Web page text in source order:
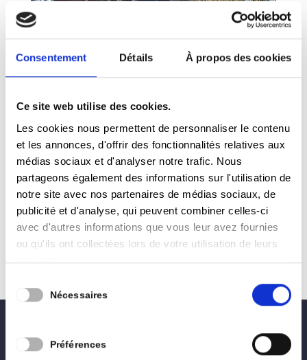
Consentement Détails À propos des cookies
Ce site web utilise des cookies.
Les cookies nous permettent de personnaliser le contenu
et les annonces, d'offrir des fonctionnalités relatives aux
médias sociaux et d'analyser notre trafic. Nous
partageons également des informations sur l'utilisation de
notre site avec nos partenaires de médias sociaux, de
publicité et d'analyse, qui peuvent combiner celles-ci
avec d'autres informations que vous leur avez fournies
ou qu'ils ont collectées lors de votre utilisation de leurs
services.
du
Nécessaires
Préférences
Kerger
by Raphaël Gigi|Jan 30, 2024|Culte
Il y a des travaux dont peu de monde parle…
Mais qui sont importants pour notre patrimoine !
Ainsi en est-il des travaux actuellement réalisés
à la chapelle St Croix – Route de Bastogne.
Après l’aménagement des abords en 2014, la
restauration intérieure et du...
0496 02 27 28